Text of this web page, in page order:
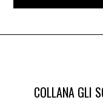
COLLANA GLI